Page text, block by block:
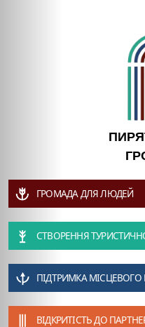
ГРОМАДА ДЛЯ ЛЮДЕЙ
СТВОРЕННЯ
ПІДТРИМКА МІСЦЕВОГО
ВІДКРИТІСТЬ ДО